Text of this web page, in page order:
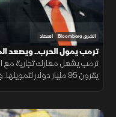
الشرق Bloomberg اقتصاد
ترمب يمول الحرب.. ويصعد
ترمب يشعل معارك تجارية مع